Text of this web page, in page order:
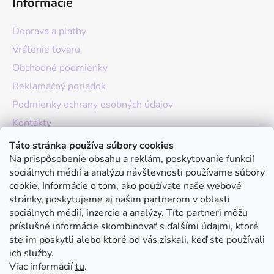
Táto stránka používa súbory cookies
Na prispôsobenie obsahu a reklám, poskytovanie funkcií
sociálnych médií a analýzu návštevnosti používame súbory
cookie. Informácie o tom, ako používate naše webové
stránky, poskytujeme aj našim partnerom v oblasti
sociálnych médií, inzercie a analýzy. Títo partneri môžu
príslušné informácie skombinovať s ďalšími údajmi, ktoré
ste im poskytli alebo ktoré od vás získali, keď ste používali
ich služby.
Viac informáciítu.
Doprava a platby
Vrátenie tovaru
Obchodné podmienky
Reklamačný poriadok
Podmienky ochrany osobných údajov
Kontakty
O nás
Hodnotenie obchodu
Moja objednávka
Instagram